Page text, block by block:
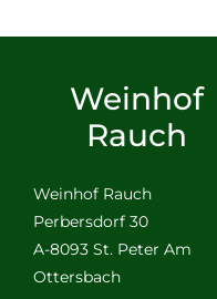
Weinhof
Rauch
Weinhof Rauch
Perbersdorf 30
A-8093 St. Peter Am
Ottersbach